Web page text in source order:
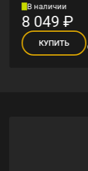
В наличии
8 049₽
КУПИТЬ